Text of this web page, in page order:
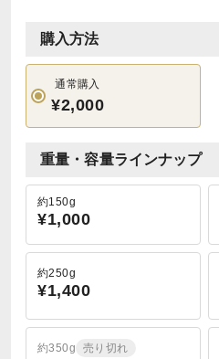
購入方法
通常購入
¥2,000
重量・容量ラインナップ
約150g
¥1,000
約250g
¥1,400
約350g 売り切れ